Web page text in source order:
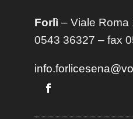
Forlì – Viale Roma
0543 36327 – fax